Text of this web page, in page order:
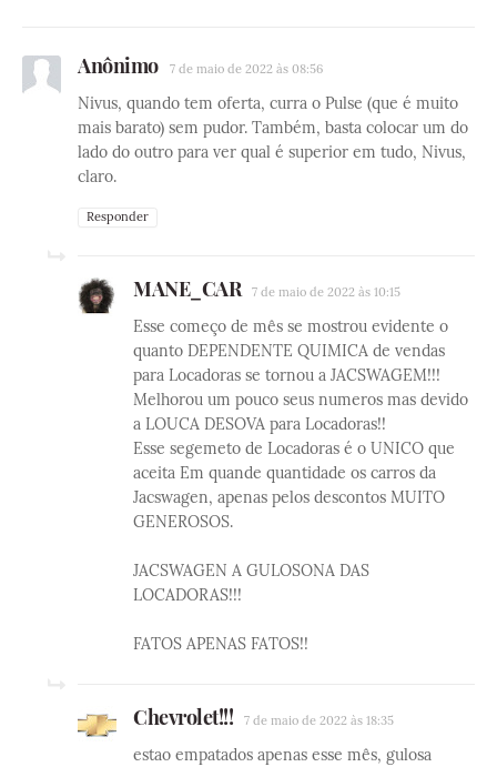
Anônimo 7 de maio de 2022 às 08:56
Nivus, quando tem oferta, curra o Pulse (que é muito
mais barato) sem pudor. Também, basta colocar um do
lado do outro para ver qual é superior em tudo, Nivus,
claro.
Responder
MANE_CAR 7 de maio de 2022 às 10:15
Esse começo de mês se mostrou evidente o
quanto DEPENDENTE QUIMICA de vendas
para Locadoras se tornou a JACSWAGEM!!!
Melhorou um pouco seus numeros mas devido
a LOUCA DESOVA para Locadoras!!
Esse segemeto de Locadoras é o UNICO que
aceita Em quande quantidade os carros da
Jacswagen, apenas pelos descontos MUITO
GENEROSOS.
JACSWAGEN A GULOSONA DAS
LOCADORAS!!!
FATOS APENAS FATOS!!
Chevrolet!!! 7 de maio de 2022 às 18:35
estao empatados apenas esse mês, gulosa